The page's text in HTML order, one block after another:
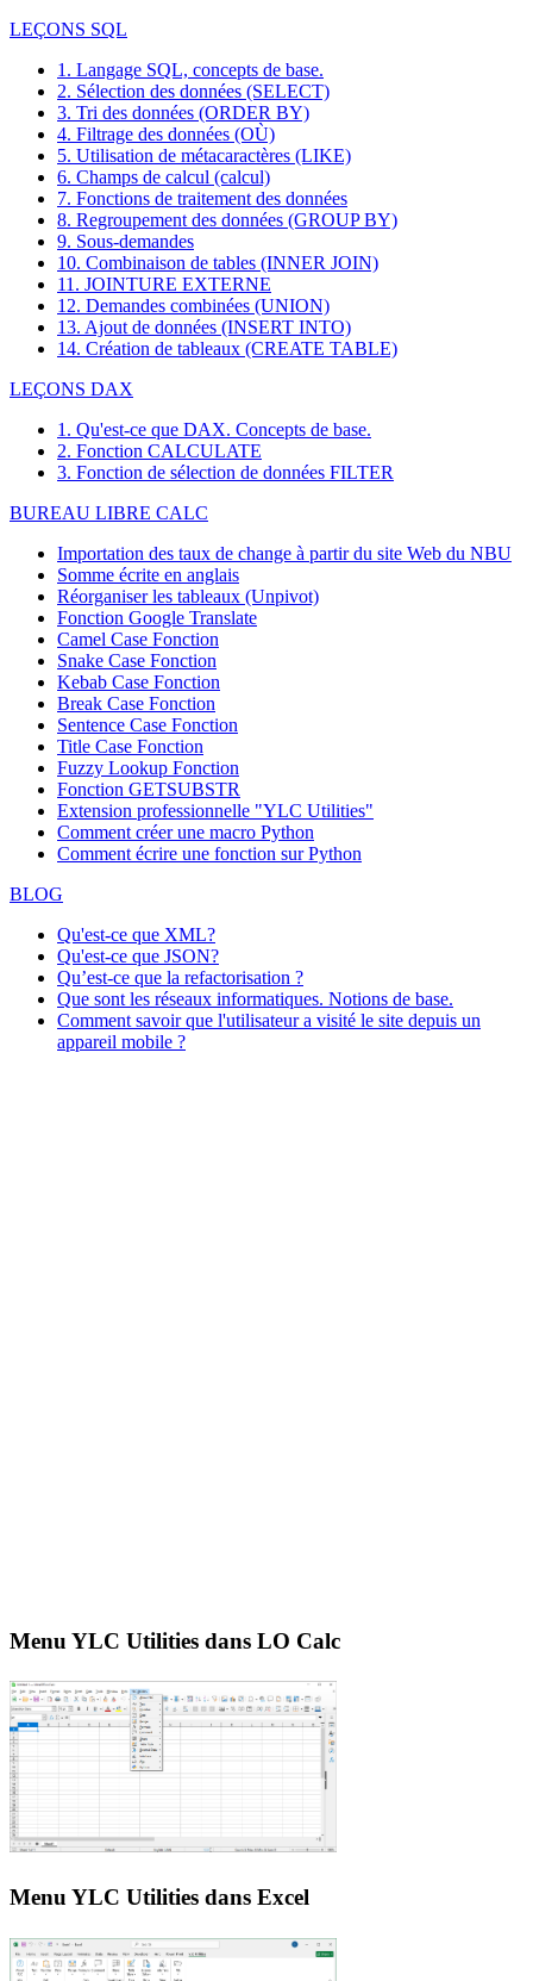
LEÇONS SQL
1. Langage SQL, concepts de base.
2. Sélection des données (SELECT)
3. Tri des données (ORDER BY)
4. Filtrage des données (OÙ)
5. Utilisation de métacaractères (LIKE)
6. Champs de calcul (calcul)
7. Fonctions de traitement des données
8. Regroupement des données (GROUP BY)
9. Sous-demandes
10. Combinaison de tables (INNER JOIN)
11. JOINTURE EXTERNE
12. Demandes combinées (UNION)
13. Ajout de données (INSERT INTO)
14. Création de tableaux (CREATE TABLE)
LEÇONS DAX
1. Qu'est-ce que DAX. Concepts de base.
2. Fonction CALCULATE
3. Fonction de sélection de données FILTER
BUREAU LIBRE CALC
Importation des taux de change à partir du site Web du NBU
Somme écrite en anglais
Réorganiser les tableaux (Unpivot)
Fonction Google Translate
Camel Case Fonction
Snake Case Fonction
Kebab Case Fonction
Break Case Fonction
Sentence Case Fonction
Title Case Fonction
Fuzzy Lookup Fonction
Fonction GETSUBSTR
Extension professionnelle "YLC Utilities"
Comment créer une macro Python
Comment écrire une fonction sur Python
BLOG
Qu'est-ce que XML?
Qu'est-ce que JSON?
Qu’est-ce que la refactorisation ?
Que sont les réseaux informatiques. Notions de base.
Comment savoir que l'utilisateur a visité le site depuis un
appareil mobile ?
Menu YLC Utilities dans LO Calc
Menu YLC Utilities dans Excel